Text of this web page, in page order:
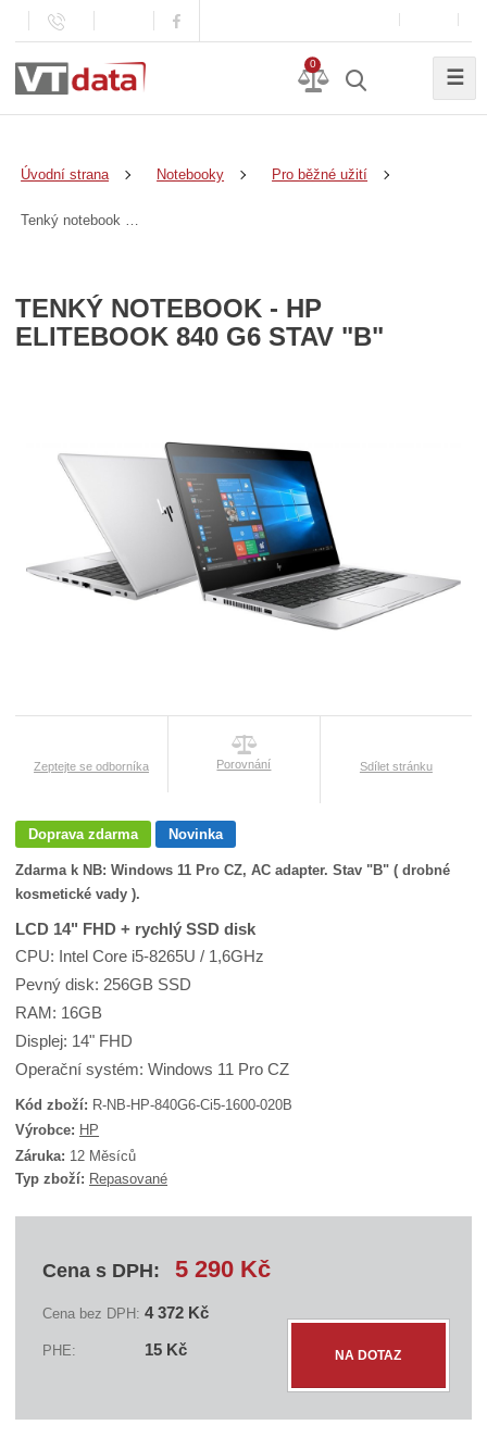
0
☰
Úvodní strana Notebooky Pro běžné užití
TENKÝ NOTEBOOK - HP
ELITEBOOK 840 G6 STAV "B"
Zeptejte se odborníka Porovnání Sdílet stránku
Doprava zdarma Novinka
Zdarma k NB: Windows 11 Pro CZ, AC adapter. Stav "B" ( drobné
kosmetické vady ).
LCD 14" FHD + rychlý SSD disk
CPU: Intel Core i5-8265U / 1,6GHz
Pevný disk: 256GB SSD
RAM: 16GB
Displej: 14" FHD
Operační systém: Windows 11 Pro CZ
Kód zboží: R-NB-HP-840G6-Ci5-1600-020B
K
ó
d
d
d
H
Výrobce: HP
Záruka: 12 Měsíců
Typ zboží: Repasované
Cena s DPH: 5 290 Kč
Cena bez DPH: 4 372 Kč
PHE: 15 Kč NA DOTAZ